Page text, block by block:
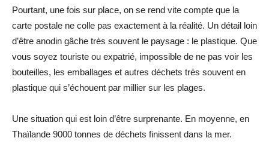
Pourtant, une fois sur place, on se rend vite compte que la
carte postale ne colle pas exactement à la réalité. Un détail loin
d’être anodin gâche très souvent le paysage : le plastique. Que
vous soyez touriste ou expatrié, impossible de ne pas voir les
bouteilles, les emballages et autres déchets très souvent en
plastique qui s’échouent par millier sur les plages.
Une situation qui est loin d’être surprenante. En moyenne, en
Thaïlande 9000 tonnes de déchets finissent dans la mer.